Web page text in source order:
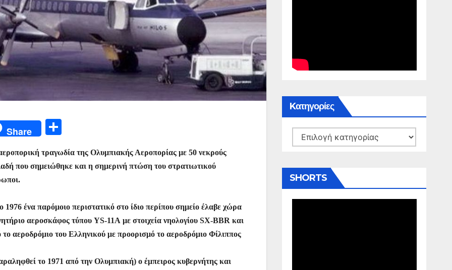
Share
ρ
α
τε
ίτ
ε
τραγωδία της Ολυμπιακής Αεροπορίας με 50 νεκρούς
που σημειώθηκε και η σημερινή πτώση του στρατιωτικού
ένα παρόμοιο περιστατικό στο ίδιο περίπου σημείο έλαβε χώρα
αεροσκάφος τύπου YS-11A με στοιχεία νηολογίου SX-BBR και
αεροδρόμιο του Ελληνικού με προορισμό το αεροδρόμιο Φίλιππος
το 1971 από την Ολυμπιακή) ο έμπειρος κυβερνήτης και
Kατηγορίες
Kατηγορίες
SHORTS